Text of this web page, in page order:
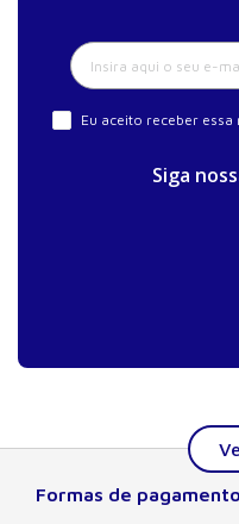
Eu aceito receber essa
Siga
Formas de pagamento